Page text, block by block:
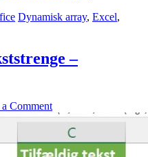
Dynamisk array, Excel,
–
Comment